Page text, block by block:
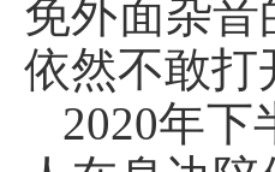
免外面杂
依然不敢打
2020年